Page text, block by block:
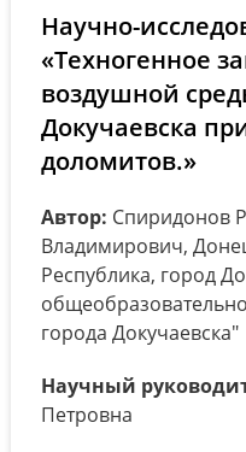
Научно-
«Техногенное
воздушной
Докучаевска
доломитов.»
Автор: Спиридонов
Владимирович,
Республика, город
города Докучаевска"
Научный
Петровна